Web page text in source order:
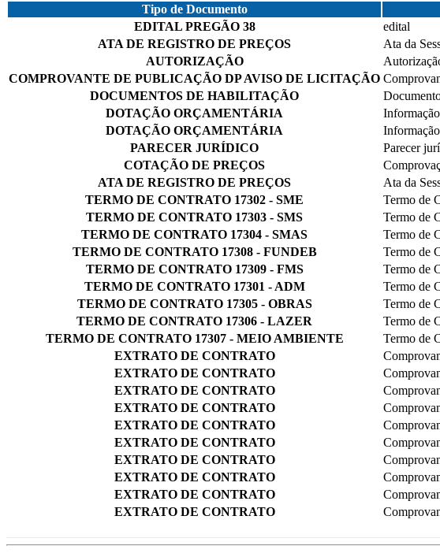
Tipo de Documento
EDITAL PREGÃO 38
edital
ATA DE REGISTRO DE PREÇOS
Ata da
AUTORIZAÇÃO
COMPROVANTE DE PUBLICAÇÃO DP AVISO DE LICITAÇÃO
DOCUMENTOS DE HABILITAÇÃO
DOTAÇÃO ORÇAMENTÁRIA
DOTAÇÃO ORÇAMENTÁRIA
PARECER JURÍDICO
Parecer
COTAÇÃO DE PREÇOS
ATA DE REGISTRO DE PREÇOS
Ata da
TERMO DE CONTRATO 17302 - SME
Termo de
TERMO DE CONTRATO 17303 - SMS
Termo de
TERMO DE CONTRATO 17304 - SMAS
Termo de
TERMO DE CONTRATO 17308 - FUNDEB
Termo de
TERMO DE CONTRATO 17309 - FMS
Termo de
TERMO DE CONTRATO 17301 - ADM
Termo de
TERMO DE CONTRATO 17305 - OBRAS
Termo de
TERMO DE CONTRATO 17306 - LAZER
Termo de
TERMO DE CONTRATO 17307 - MEIO AMBIENTE
Termo de
EXTRATO DE CONTRATO
EXTRATO DE CONTRATO
EXTRATO DE CONTRATO
EXTRATO DE CONTRATO
EXTRATO DE CONTRATO
EXTRATO DE CONTRATO
EXTRATO DE CONTRATO
EXTRATO DE CONTRATO
EXTRATO DE CONTRATO
EXTRATO DE CONTRATO